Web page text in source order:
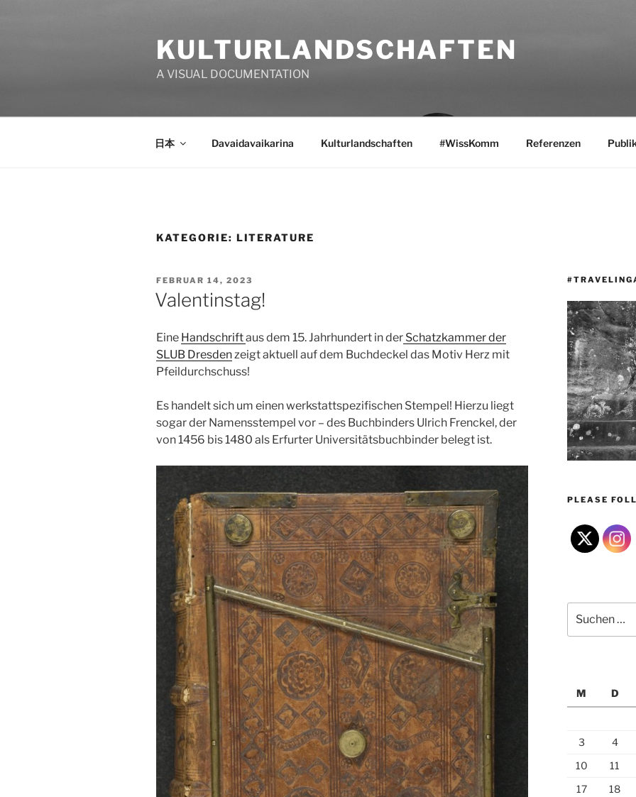
KULTURLANDSCHAFTEN
A VISUAL DOCUMENTATION
日本 Davaidavaikarina Kulturlandschaften #WissKomm Referenzen
KATEGORIE: LITERATURE
VERÖFFENTLICHT
AM
FEBRUAR 14, 2023
Valentinstag!
Eine Handschriftaus dem 15. Jahrhundert in der Schatzkammer der
SLUB Dresden zeigt aktuell auf dem Buchdeckel das Motiv Herz mit
Pfeildurchschuss!
Es handelt sich um einen werkstattspezifischen Stempel! Hierzu liegt
sogar der Namensstempel vor – des Buchbinders Ulrich Frenckel, der
von 1456 bis 1480 als Erfurter Universitätsbuchbinder belegt ist.
PLEASE
nach:
M
D
3
4
10
11
17
18